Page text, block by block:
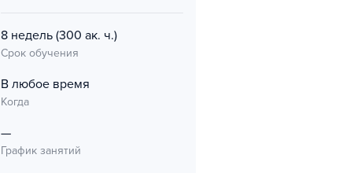
8 недель (300 ак. ч.)
Срок обучения
В любое время
Когда
—
График занятий